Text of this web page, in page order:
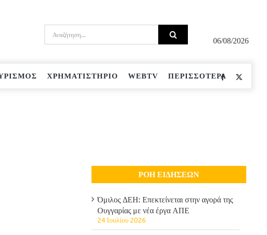
για:
06/08/2026
ΧΡΗΜΑΤΙΣΤΗΡΙΟ WEBTV ΠΕΡΙΣΣΟΤΕΡΑFacebook
ΡΟΗ ΕΙΔΗΣΕΩΝ
Όμιλος ΔΕΗ: Επεκτείνεται στην αγορά της
Ουγγαρίας με νέα έργα ΑΠΕ
24 Ιουλίου 2026